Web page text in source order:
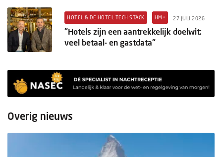
HOTEL & DE HOTEL TECH STACK HM+ 27 JULI 2026
"Hotels zijn een aantrekkelijk doelwit:
veel betaal- en gastdata"
Overig nieuws